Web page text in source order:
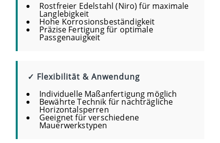
Rostfreier Edelstahl (Niro) für maximale
Langlebigkeit
Hohe Korrosionsbeständigkeit
Präzise Fertigung für optimale
Passgenauigkeit
✓ Flexibilität & Anwendung
Individuelle Maßanfertigung möglich
Bewährte Technik für nachträgliche
Horizontalsperren
Geeignet für verschiedene
Mauerwerkstypen